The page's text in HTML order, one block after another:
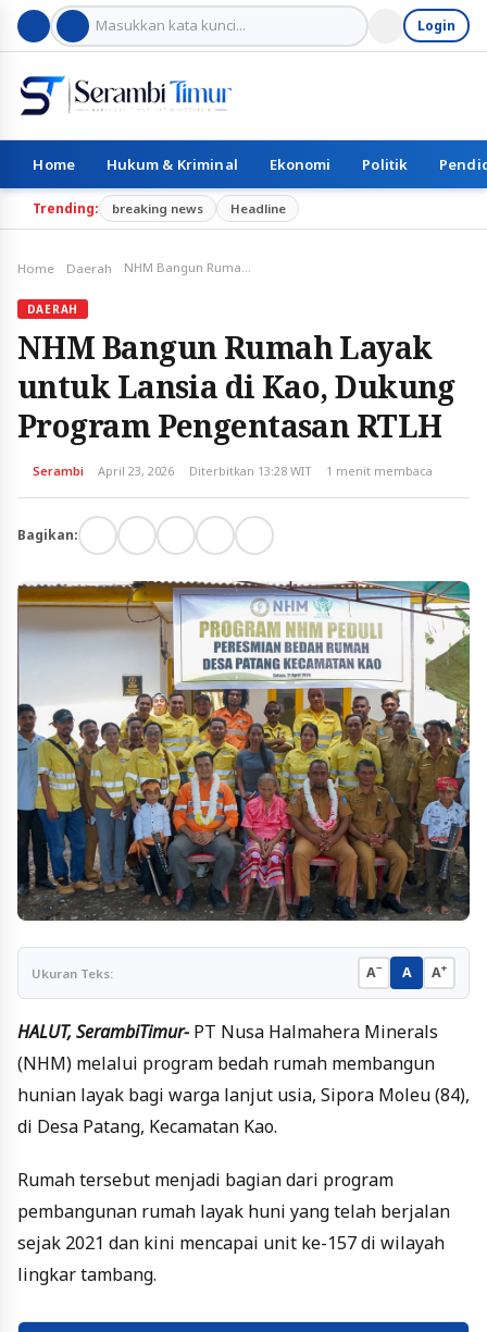
Login
Home Hukum & Kriminal Ekonomi Politik
Trending: breaking news Headline
Home Daerah NHM Bangun Rumah Layak untuk Lansia di Kao, Dukung Program Pengentasan RTLH
DAERAH
NHM Bangun Rumah Layak
untuk Lansia di Kao, Dukung
Program Pengentasan RTLH
Serambi April 23, 2026 Diterbitkan 13:28 WIT 1 menit membaca
Bagikan:
Ukuran Teks: A− A A+
HALUT, SerambiTimur- PT Nusa Halmahera Minerals
(NHM) melalui program bedah rumah membangun
hunian layak bagi warga lanjut usia, Sipora Moleu (84),
di Desa Patang, Kecamatan Kao.
Rumah tersebut menjadi bagian dari program
pembangunan rumah layak huni yang telah berjalan
sejak 2021 dan kini mencapai unit ke-157 di wilayah
lingkar tambang.